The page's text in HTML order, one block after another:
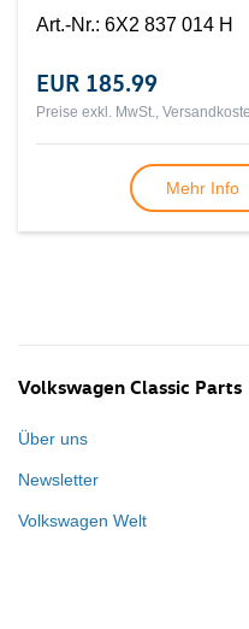
Art.-Nr.: 6X2 837 014 H
EUR 185.99
Preise exkl. MwSt.,
Mehr Info
Volkswagen Classic Parts
Über uns
Newsletter
Volkswagen Welt